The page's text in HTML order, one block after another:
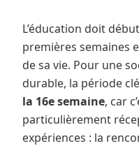
L’éducation doit
premières semaines
de sa vie. Pour une
durable, la période
la 16e semaine, car
particulièrement
expériences : la